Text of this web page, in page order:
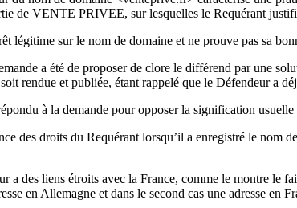
de VENTE PRIVEE, sur lesquelles le Requérant
légitime sur le nom de domaine et ne prouve pas sa
a été de proposer de clore le différend par une
rendue et publiée, étant rappelé que le Défendeur a
à la demande pour opposer la signification
des droits du Requérant lorsqu’il a enregistré le
a des liens étroits avec la France, comme le montre le
en Allemagne et dans le second cas une adresse en